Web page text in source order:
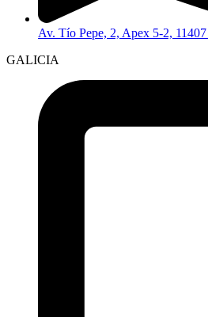
Av. Tío Pepe, 2, Apex 5-2,
GALICIA